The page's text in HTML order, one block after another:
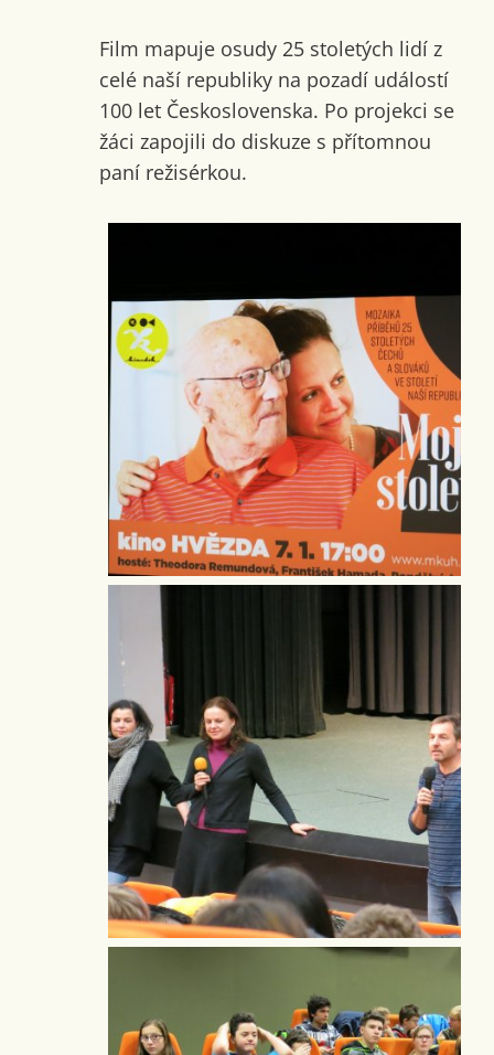
Film mapuje osudy 25 stoletých lidí z
celé naší republiky na pozadí událostí
100 let Československa. Po projekci se
žáci zapojili do diskuze s přítomnou
paní režisérkou.